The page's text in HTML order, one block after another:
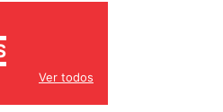
Ver todos